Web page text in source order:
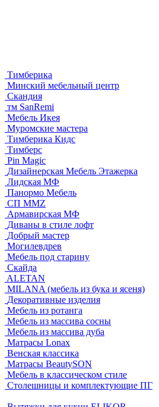
Тимберика
Минский мебельный центр
Скандия
тм SanRemi
Мебель Икея
Муромские мастера
Тимберика Кидс
Тимберс
Pin Magic
Дизайнерская Мебель Этажерка
Лидская МФ
Панормо Мебель
СП ММZ
Армавирская МФ
Диваны в стиле лофт
Добрый мастер
Могилевдрев
Мебель под старину
Скайда
ALETAN
MILANA (мебель из бука и ясеня)
Декоративные изделия
Мебель из ротанга
Мебель из массива сосны
Мебель из массива дуба
Матрасы Lonax
Венская классика
Матрасы BeautySON
Мебель в классическом стиле
Столешницы и комплектующие ПГ